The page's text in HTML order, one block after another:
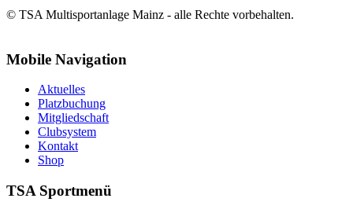
© TSA Multisportanlage Mainz - alle Rechte vorbehalten.
Mobile Navigation
Aktuelles
Platzbuchung
Mitgliedschaft
Clubsystem
Kontakt
Shop
TSA Sportmenü